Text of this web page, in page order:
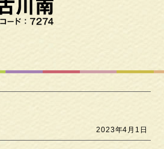
2023年4月1日